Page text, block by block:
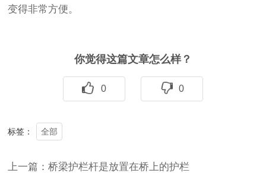
变得非常方便。
你觉得这篇文章怎么样？
0 0
标签： 全部
上一篇：桥梁护栏杆是放置在桥上的护栏